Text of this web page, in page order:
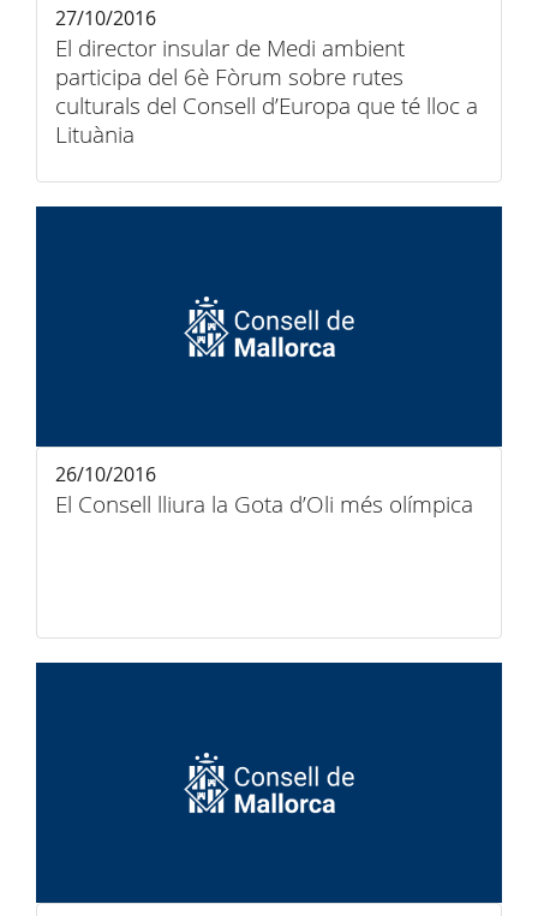
El director insular de Medi ambient
participa del 6è Fòrum sobre rutes
culturals del Consell d’Europa que té lloc a
Lituània
27/10/2016
El Consell lliura la Gota d’Oli més olímpica
26/10/2016